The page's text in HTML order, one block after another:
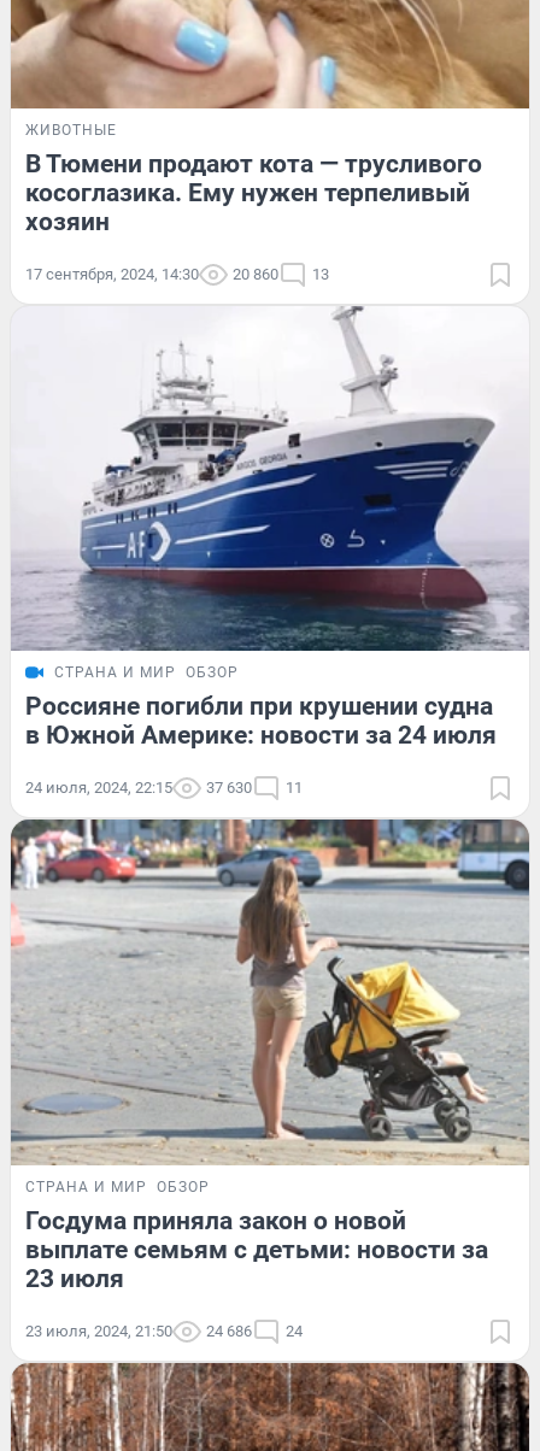
ЖИВОТНЫЕ
В Тюмени продают кота — трусливого
косоглазика. Ему нужен терпеливый
хозяин
17 сентября, 2024, 14:30 20 860 13
СТРАНА И МИР ОБЗОР
Россияне погибли при крушении судна
в Южной Америке: новости за 24 июля
24 июля, 2024, 22:15 37 630 11
СТРАНА И МИР ОБЗОР
Госдума приняла закон о новой
выплате семьям с детьми: новости за
23 июля
23 июля, 2024, 21:50 24 686 24